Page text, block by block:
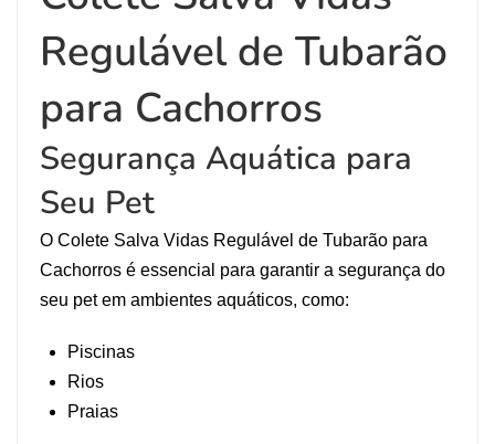
Regulável de Tubarão
para Cachorros
Segurança Aquática para
Seu Pet
O Colete Salva Vidas Regulável de Tubarão para
Cachorros é essencial para garantir a segurança do
seu pet em ambientes aquáticos, como:
Piscinas
Rios
Praias